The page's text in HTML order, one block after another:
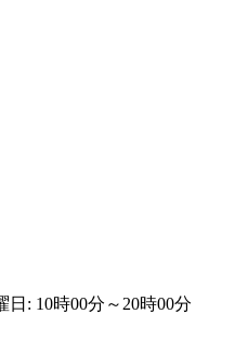
日: 10時00分～20時00分